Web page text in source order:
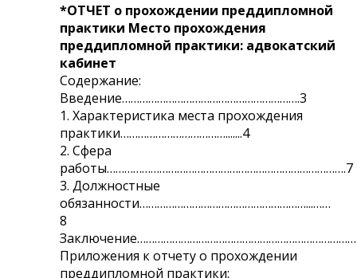
*ОТЧЕТ о прохождении преддипломной
практики Место прохождения
преддипломной практики: адвокатский
кабинет
Содержание:
Введение…………………………………………………….3
1. Характеристика места прохождения
практики……………………………….......4
2. Сфера
работы……………………………………………………………………….7
3. Должностные
обязанности…………………………………………………...……
8
Приложения к отчету о прохождении
преддипломной практики: